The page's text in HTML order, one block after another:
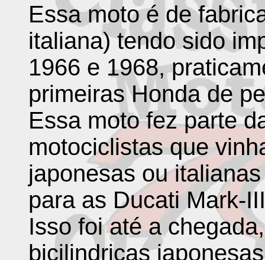
Essa moto é de
italiana) tendo sido
1966 e 1968,
primeiras Honda de
Essa moto fez parte
motociclistas que
japonesas ou
para as Ducati Mark-
Isso foi até a
bicilindricas